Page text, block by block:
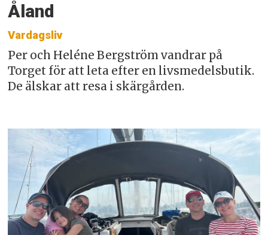
Åland
Vardagsliv
Per och Heléne Bergström vandrar på
Torget för att leta efter en livsmedelsbutik.
De älskar att resa i skärgården.